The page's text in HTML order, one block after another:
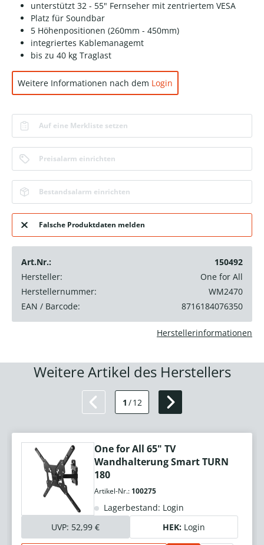
unterstützt 32 - 55" Fernseher mit zentriertem VESA
Platz für Soundbar
5 Höhenpositionen (260mm - 450mm)
integriertes Kablemanagemt
bis zu 40 kg Traglast
Weitere Informationen nach dem Login
Auf eine Merkliste setzen
Preisalarm einrichten
Bestandsalarm einrichten
Falsche Produktdaten melden
Art.Nr.:
150492
Hersteller:
One for All
Herstellernummer:
WM2470
EAN / Barcode:
8716184076350
Herstellerinformationen
Weitere Artikel des Herstellers
1 /12
One for All 65" TV
Wandhalterung Smart TURN
180
Artikel-Nr.: 100275
Lagerbestand: Login
UVP: 52,99 € HEK: Login